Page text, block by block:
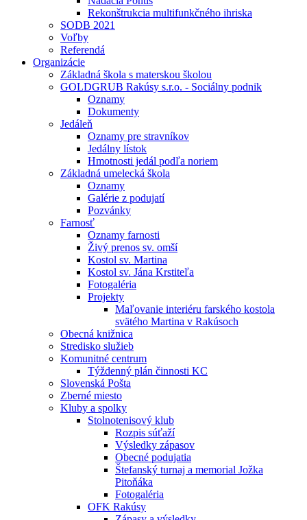
Rekonštrukcia multifunkčného ihriska
SODB 2021
Voľby
Referendá
Organizácie
Základná škola s materskou školou
GOLDGRUB Rakúsy s.r.o. - Sociálny podnik
Oznamy
Dokumenty
Jedáleň
Oznamy pre stravníkov
Jedálny lístok
Hmotnosti jedál podľa noriem
Základná umelecká škola
Oznamy
Galérie z podujatí
Pozvánky
Farnosť
Oznamy farnosti
Živý prenos sv. omší
Kostol sv. Martina
Kostol sv. Jána Krstiteľa
Fotogaléria
Projekty
Maľovanie interiéru farského kostola
svätého Martina v Rakúsoch
Obecná knižnica
Stredisko služieb
Komunitné centrum
Týždenný plán činnosti KC
Slovenská Pošta
Zberné miesto
Kluby a spolky
Stolnotenisový klub
Rozpis súťaží
Výsledky zápasov
Obecné podujatia
Štefanský turnaj a memorial Jožka
Pitoňáka
Fotogaléria
OFK Rakúsy